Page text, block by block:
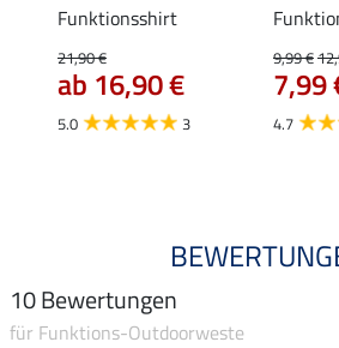
Funktionsshirt
21,90 €
ab 16,90 €
5.0 3
9,99 €
7,99
4.7
10 Bewertungen
für Funktions-Outdoorweste